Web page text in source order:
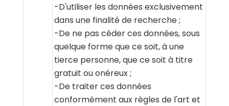
-D'utiliser les données exclusivement
dans une finalité de recherche ;
-De ne pas céder ces données, sous
quelque forme que ce soit, à une
tierce personne, que ce soit à titre
gratuit ou onéreux ;
-De traiter ces données
conformément aux règles de l'art et